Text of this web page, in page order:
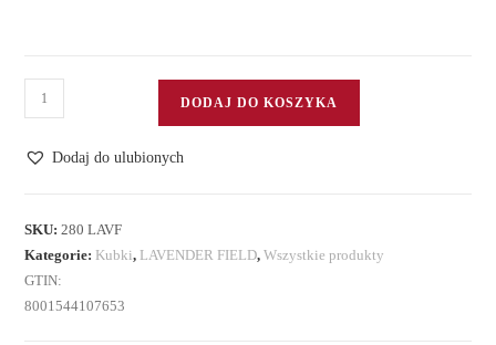
ilość
Kubek
pokrywką
DODAJ DO KOSZYKA
Dodaj do ulubionych
SKU:280 LAVF
Kategorie: Kubki, LAVENDER FIELD,Wszystkie produkty
GTIN:
8001544107653